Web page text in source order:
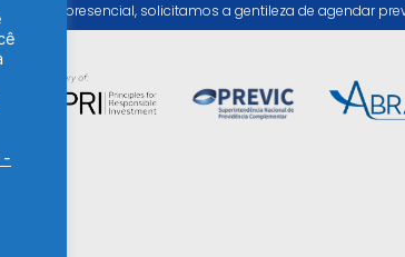
presencial, solicitamos a gentileza de agendar
-